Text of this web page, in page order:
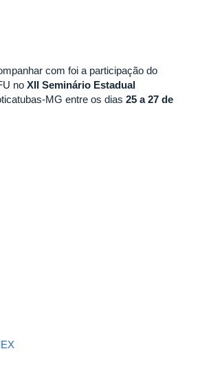
com foi a participação do
no XII Seminário Estadual
MG entre os dias 25 a 27 de